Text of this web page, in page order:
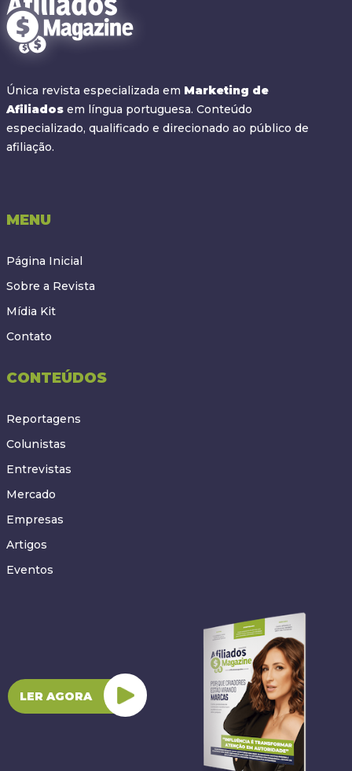
Única revista especializada em Marketing de
Afiliados em língua portuguesa. Conteúdo
especializado, qualificado e direcionado ao público de
afiliação.
MENU
Página Inicial
Sobre a Revista
Mídia Kit
Contato
CONTEÚDOS
Reportagens
Colunistas
Entrevistas
Mercado
Empresas
Artigos
Eventos
LER AGORA